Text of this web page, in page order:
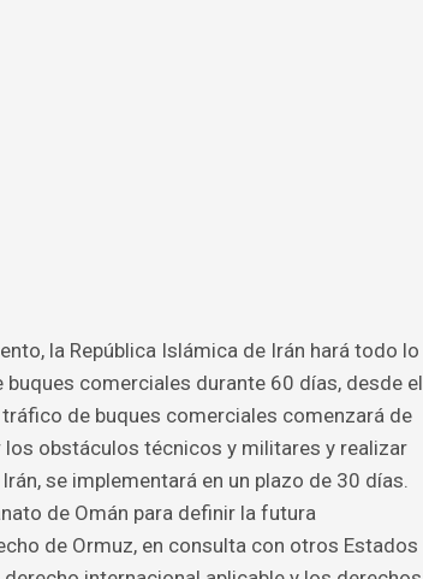
la República Islámica de Irán hará todo lo
comerciales durante 60 días, desde el
de buques comerciales comenzará de
obstáculos técnicos y militares y realizar
se implementará en un plazo de 30 días.
de Omán para definir la futura
de Ormuz, en consulta con otros Estados